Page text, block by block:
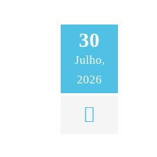
30
Julho,
2026